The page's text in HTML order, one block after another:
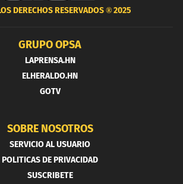
DERECHOS RESERVADOS ®2025
GRUPO OPSA
LAPRENSA.HN
ELHERALDO.HN
GOTV
SOBRE NOSOTROS
SERVICIO AL USUARIO
POLITICAS DE PRIVACIDAD
SUSCRIBETE